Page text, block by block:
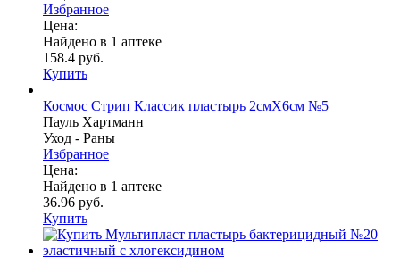
Избранное
Цена:
Найдено в 1 аптеке
158.4 руб.
Купить
Космос Стрип Классик пластырь 2смX6см №5
Пауль Хартманн
Уход - Раны
Избранное
Цена:
Найдено в 1 аптеке
36.96 руб.
Купить